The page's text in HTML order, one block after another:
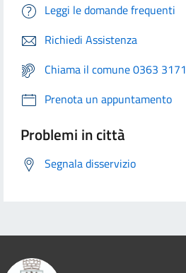
Leggi le domande frequenti
Richiedi Assistenza
Chiama il comune 0363 3171
Prenota un appuntamento
Problemi in città
Segnala disservizio